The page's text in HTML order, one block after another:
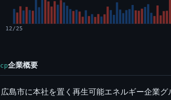
12/25
cp企業概要
広島市に本社を置く再生可能エネルギー企業